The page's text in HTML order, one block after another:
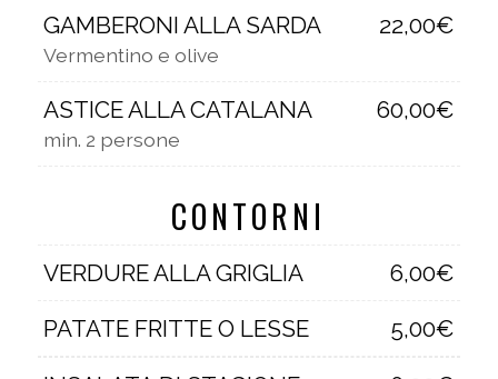
GAMBERONI ALLA SARDA 22,00€
Vermentino e olive
ASTICE ALLA CATALANA 60,00€
min. 2 persone
CONTORNI
VERDURE ALLA GRIGLIA
6,00€
PATATE FRITTE O LESSE
5,00€